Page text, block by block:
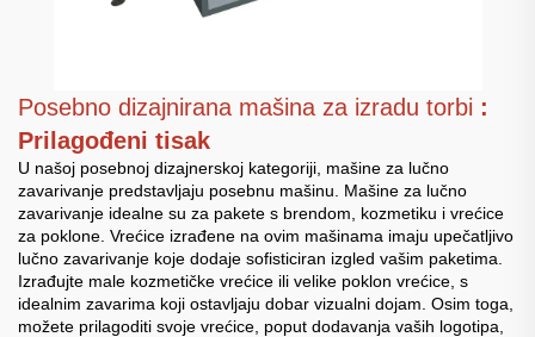
Posebno dizajnirana mašina za izradu torbi :
Prilagođeni tisak
U našoj posebnoj dizajnerskoj kategoriji, mašine za lučno
zavarivanje predstavljaju posebnu mašinu. Mašine za lučno
zavarivanje idealne su za pakete s brendom, kozmetiku i vrećice
za poklone. Vrećice izrađene na ovim mašinama imaju upečatljivo
lučno zavarivanje koje dodaje sofisticiran izgled vašim paketima.
Izrađujte male kozmetičke vrećice ili velike poklon vrećice, s
idealnim zavarima koji ostavljaju dobar vizualni dojam. Osim toga,
možete prilagoditi svoje vrećice, poput dodavanja vaših logotipa,